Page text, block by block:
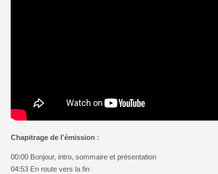
Chapitrage de l’émission :
00:00 Bonjour, intro, sommaire et présentation
04:53 En route vers la fin